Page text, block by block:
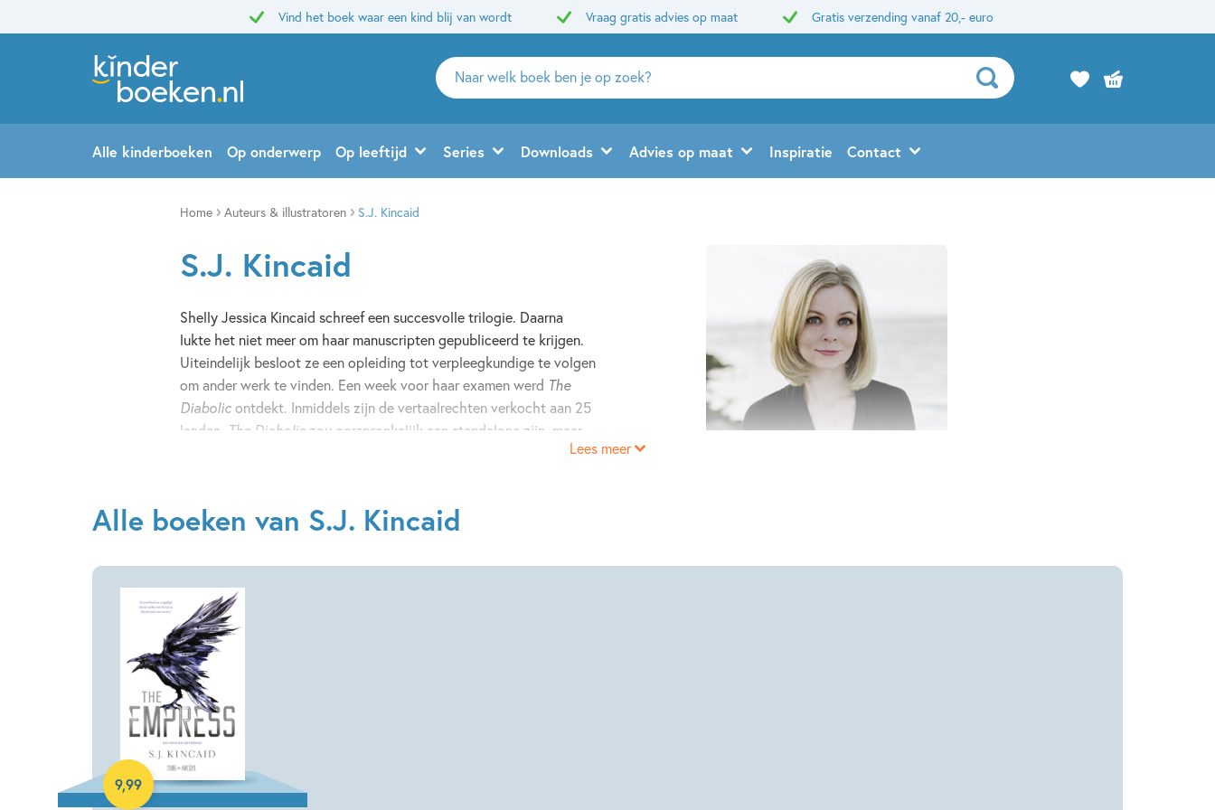
Vind het boek waar een kind blij van wordt Vraag gratis advies op maat Gratis verzending vanaf 20,- euro
Zoeken
naar
en
uitgevers
Alle kinderboeken Op onderwerp Op leeftijd Series Downloads Advies op maat Inspiratie Contact
Home Auteurs & illustratoren S.J. Kincaid
S.J. Kincaid
Shelly Jessica Kincaid schreef een succesvolle trilogie. Daarna
lukte het niet meer om haar manuscripten gepubliceerd te krijgen.
Uiteindelijk besloot ze een opleiding tot verpleegkundige te volgen
om ander werk te vinden. Een week voor haar examen werd The
Diabolicontdekt. Inmiddels zijn de vertaalrechten verkocht aan 25
landen. The Diabolic zou oorspronkelijk een standalone zijn, maar
Lees meer
Alle boeken van S.J. Kincaid
9,99
E-book